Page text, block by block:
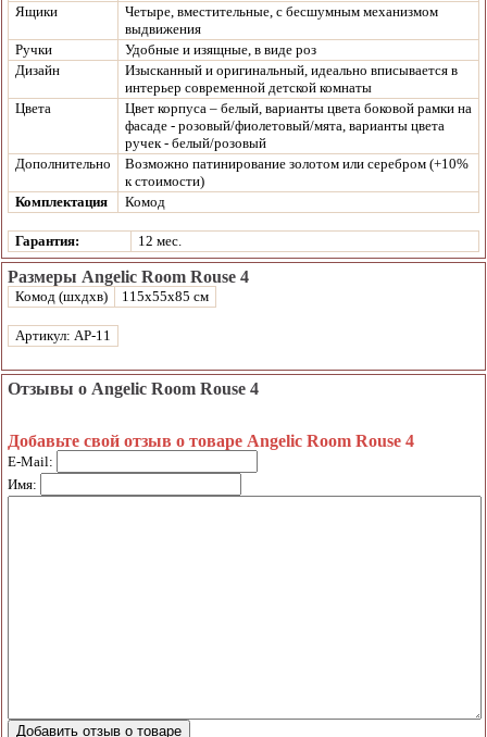
Ящики
Четыре, вместительные, с бесшумным механизмом
выдвижения
Ручки
Удобные и изящные, в виде роз
Дизайн
Изысканный и оригинальный, идеально вписывается в
интерьер современной детской комнаты
Цвета
Цвет корпуса – белый, варианты цвета боковой рамки на
фасаде - розовый/фиолетовый/мята, варианты цвета
ручек - белый/розовый
Дополнительно
Возможно патинирование золотом или серебром (+10%
к стоимости)
Комплектация
Комод
Гарантия: 12 мес.
Размеры Angelic Room Rouse 4
Комод (шхдхв) 115х55х85 см
Артикул: AP-11
Отзывы о Angelic Room Rouse 4
Добавьте свой отзыв о товаре Angelic Room Rouse 4
E-Mail:
Имя: